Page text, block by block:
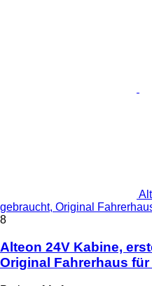
gebraucht, Original
8
Alteon 24V Kabine,
Original Fahrerhaus